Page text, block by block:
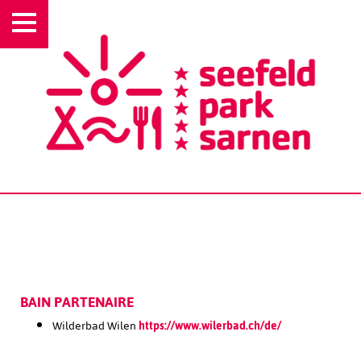
BAIN PARTENAIRE
Wilderbad Wilenhttps://www.wilerbad.ch/de/